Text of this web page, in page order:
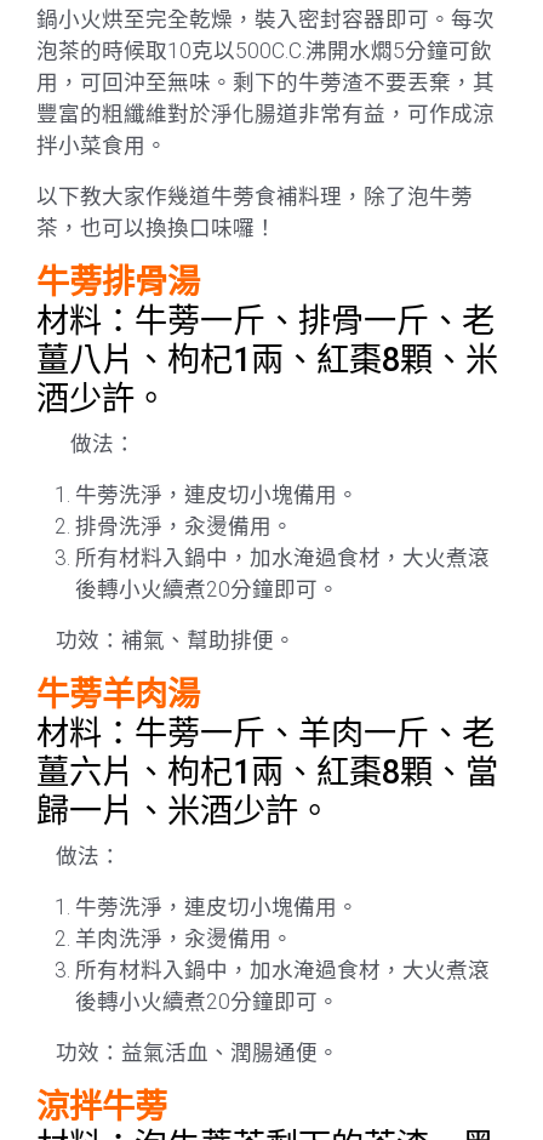
鍋小火烘至完全乾燥，裝入密封容器即可。每次
泡茶的時候取10克以500C.C.沸開水燜5分鐘可飲
用，可回沖至無味。剩下的牛蒡渣不要丟棄，其
豐富的粗纖維對於淨化腸道非常有益，可作成涼
拌小菜食用。
以下教大家作幾道牛蒡食補料理，除了泡牛蒡
茶，也可以換換口味囉！
牛蒡排骨湯
材料：牛蒡一斤、排骨一斤、老
薑八片、枸杞1兩、紅棗8顆、米
酒少許。
做法：
牛蒡洗淨，連皮切小塊備用。
排骨洗淨，汆燙備用。
所有材料入鍋中，加水淹過食材，大火煮滾
後轉小火續煮20分鐘即可。
功效：補氣、幫助排便。
牛蒡羊肉湯
材料：牛蒡一斤、羊肉一斤、老
薑六片、枸杞1兩、紅棗8顆、當
歸一片、米酒少許。
做法：
牛蒡洗淨，連皮切小塊備用。
羊肉洗淨，汆燙備用。
所有材料入鍋中，加水淹過食材，大火煮滾
後轉小火續煮20分鐘即可。
功效：益氣活血、潤腸通便。
涼拌牛蒡